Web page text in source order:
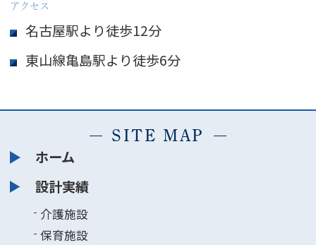
アクセス
名古屋駅より徒歩12分
東山線亀島駅より徒歩6分
SITE MAP
ホーム
設計実績
介護施設
保育施設